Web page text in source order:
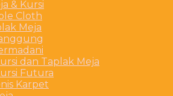
& Kursi
Cloth
Meja
dan Taplak Meja
Futura
Karpet